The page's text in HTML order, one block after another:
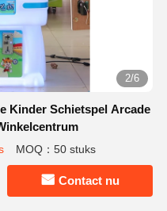
2/6
Kinder Schietspel Arcade
MOQ：50 stuks
Contact nu